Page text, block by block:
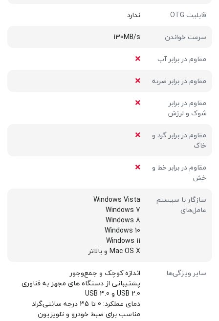
قابلیت OTG
ندارد
سرعت خواندن
130MB/s
مقاوم در برابر آب
مقاوم در برابر ضربه
مقاوم در برابر
شوک و لرزش
مقاوم در برابر گرد و
خاک
مقاوم در برابر خط و
خش
سازگار با سیستم
عامل‌های
Windows Vista
Windows 7
Windows 8
Windows 10
Windows 11
Mac OS X و بالاتر
سایر ویژگی‌ها
اندازه کوچک و جمع‌وجور
پشتیبانی از دستگاه های مجهز به فناوری
USB 2.0 و USB 3.0
دمای عملکرد: 0 تا 35 درجه سانتی‌گراد
مناسب برای ضبط خودرو و تلویزیون